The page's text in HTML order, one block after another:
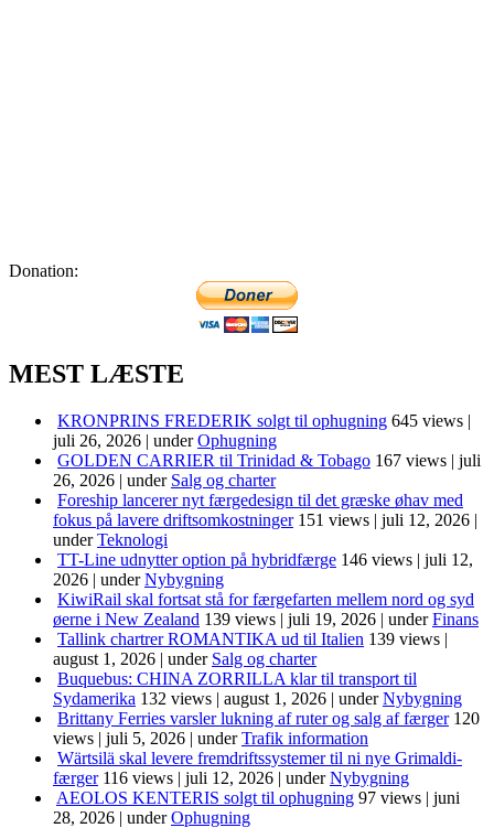
Donation:
MEST LÆSTE
KRONPRINS FREDERIK solgt til ophugning 645 views |
juli 26, 2026 | underOphugning
GOLDEN CARRIER til Trinidad & Tobago 167 views | juli
26, 2026 | under Salg og charter
Foreship lancerer nyt færgedesign til det græske øhav med
fokus på lavere driftsomkostninger 151 views | juli 12, 2026 |
underTeknologi
TT-Line udnytter option på hybridfærge 146 views | juli 12,
2026 | underNybygning
KiwiRail skal fortsat stå for færgefarten mellem nord og syd
øerne i New Zealand 139 views | juli 19, 2026 | underFinans
Tallink chartrer ROMANTIKA ud til Italien 139 views |
august 1, 2026 | under Salg og charter
Buquebus: CHINA ZORRILLA klar til transport til
Sydamerika 132 views | august 1, 2026 | underNybygning
Brittany Ferries varsler lukning af ruter og salg af færger 120
views | juli 5, 2026 | underTrafik information
Wärtsilä skal levere fremdriftssystemer til ni nye Grimaldi-
færger 116 views | juli 12, 2026 | underNybygning
AEOLOS KENTERIS solgt til ophugning 97 views | juni
28, 2026 | underOphugning